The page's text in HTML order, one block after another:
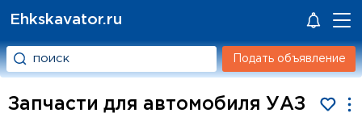
Ehkskavator.ru
Подать объявление
Запчасти для автомобиля УАЗ